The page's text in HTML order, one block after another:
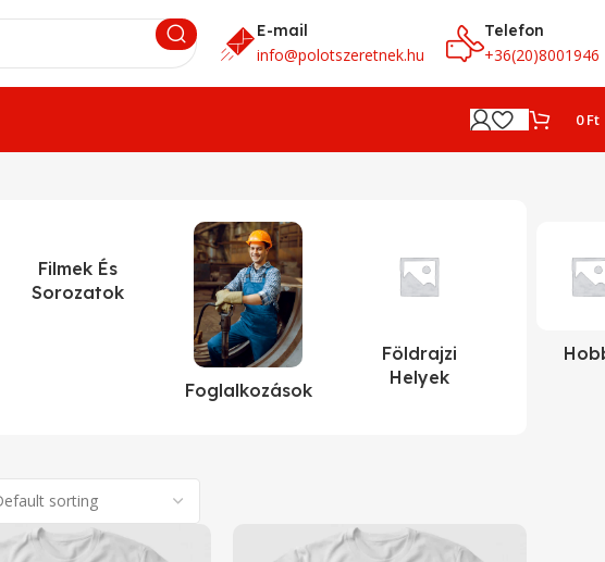
E-mail
info@polotszeretnek.hu
Telefon
+36(20)8001946
0Ft
Filmek És
Sorozatok
Foglalkozások
Földrajzi
Helyek